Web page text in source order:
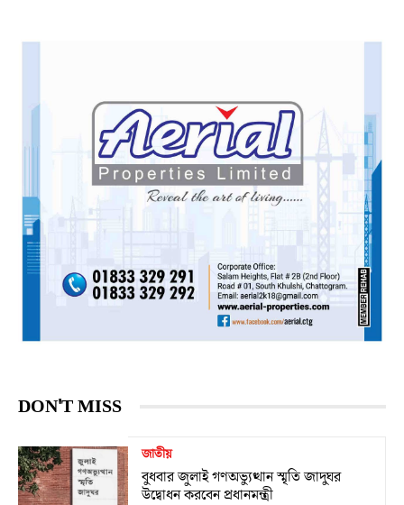
DON'T MISS
জাতীয়
বুধবার জুলাই গণঅভ্যুত্থান স্মৃতি জাদুঘর
উদ্বোধন করবেন প্রধানমন্ত্রী